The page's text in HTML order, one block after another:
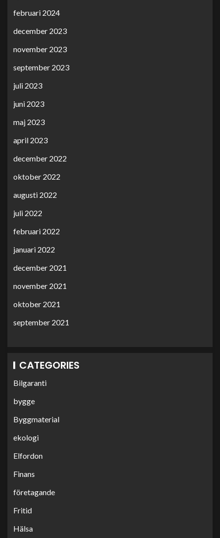
februari 2024
december 2023
november 2023
september 2023
juli 2023
juni 2023
maj 2023
april 2023
december 2022
oktober 2022
augusti 2022
juli 2022
februari 2022
januari 2022
december 2021
november 2021
oktober 2021
september 2021
CATEGORIES
Bilgaranti
bygge
Byggmaterial
ekologi
Elfordon
Finans
företagande
Fritid
Hälsa